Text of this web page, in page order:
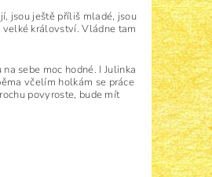
jsou ještě příliš mladé, jsou
království. Vládne tam
sebe moc hodné. I Julinka
včelím holkám se práce
povyroste, bude mít